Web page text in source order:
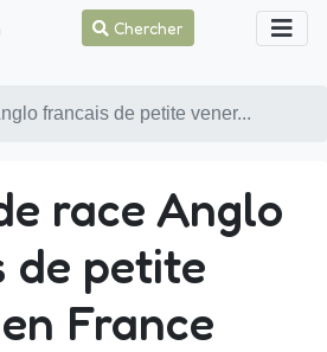
Chercher
francais de petite vener...
race Anglo
de petite
France